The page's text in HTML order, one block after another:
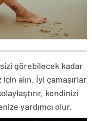
sizi görebilecek kadar
alın. İyi çamaşırlar
kendinizi
yardımcı olur.